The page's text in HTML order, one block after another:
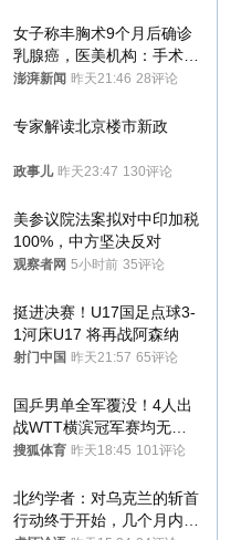
女子称丰胸术9个月后确诊
乳腺癌，医美机构：手术不
可能引发癌症，建议走司法
澎湃新闻 昨天21:46 28评论
专家解读北京楼市新政
政事儿 昨天23:47 130评论
美参议院法案拟对中印加税
100%，中方坚决反对
观察者网 5小时前 35评论
挺进决赛！U17国足点球3-
1河床U17 将再战阿森纳
射门中国 昨天21:57 65评论
国乒男单全军覆没！4人出
战WTT横滨冠军赛均无缘
八强
搜狐体育 昨天18:45 101评论
北约学者：对乌克兰的斩首
行动终于开始，几个月内乌